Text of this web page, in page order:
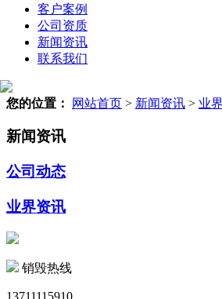
客户案例
公司资质
新闻资讯
联系我们
您的位置： 网站首页 > 新闻资讯 > 业
新闻资讯
公司动态
业界资讯
销毁热线